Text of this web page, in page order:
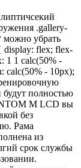
.gallery-
можно убрать
display: flex; flex-
1 1 calc(50% -
calc(50% - 10px);
будут полностью
M LCD вы
без
Рама
из
срок службы